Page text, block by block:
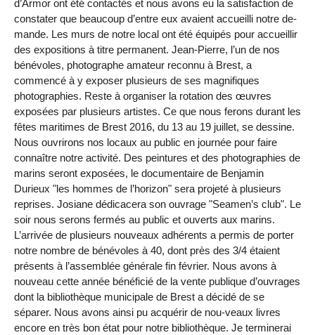
d’Armor ont été contactés et nous avons eu la satisfaction de
constater que beaucoup d’entre eux avaient accueilli notre de-
mande. Les murs de notre local ont été équipés pour accueillir
des expositions à titre permanent. Jean-Pierre, l’un de nos
bénévoles, photographe amateur reconnu à Brest, a
commencé à y exposer plusieurs de ses magnifiques
photographies. Reste à organiser la rotation des œuvres
exposées par plusieurs artistes. Ce que nous ferons durant les
fêtes maritimes de Brest 2016, du 13 au 19 juillet, se dessine.
Nous ouvrirons nos locaux au public en journée pour faire
connaître notre activité. Des peintures et des photographies de
marins seront exposées, le documentaire de Benjamin
Durieux "les hommes de l’horizon" sera projeté à plusieurs
reprises. Josiane dédicacera son ouvrage "Seamen’s club". Le
soir nous serons fermés au public et ouverts aux marins.
L’arrivée de plusieurs nouveaux adhérents a permis de porter
notre nombre de bénévoles à 40, dont près des 3/4 étaient
présents à l’assemblée générale fin février. Nous avons à
nouveau cette année bénéficié de la vente publique d’ouvrages
dont la bibliothèque municipale de Brest a décidé de se
séparer. Nous avons ainsi pu acquérir de nou-veaux livres
encore en très bon état pour notre bibliothèque. Je terminerai